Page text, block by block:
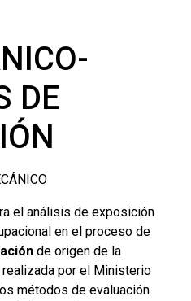
DE
el análisis de exposición
en el proceso de
de origen de la
por el Ministerio
métodos de evaluación